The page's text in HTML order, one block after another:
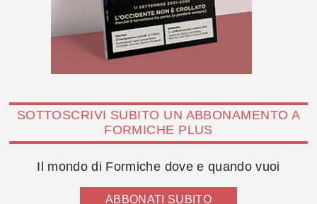
SOTTOSCRIVI SUBITO UN ABBONAMENTO A
FORMICHE PLUS
Il mondo di Formiche dove e quando vuoi
ABBONATI SUBITO